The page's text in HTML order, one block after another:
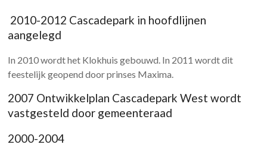
2010-2012 Cascadepark in hoofdlijnen
aangelegd
In 2010 wordt het Klokhuis gebouwd. In 2011 wordt dit
feestelijk geopend door prinses Maxima.
2007 Ontwikkelplan Cascadepark West wordt
vastgesteld door gemeenteraad
2000-2004